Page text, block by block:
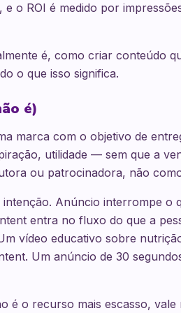
o ROI é medido por
é, como criar conteúdo
o que isso significa.
é)
marca com o objetivo de
utilidade — sem que a
ou patrocinadora, não
Anúncio interrompe o
entra no fluxo do que a
vídeo educativo sobre
Um anúncio de 30
é o recurso mais escasso, vale